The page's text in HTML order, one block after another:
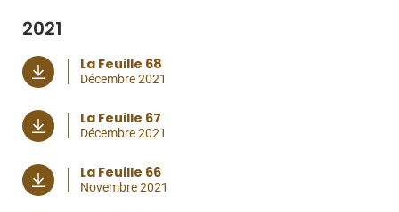
2021
La Feuille 68
Décembre 2021
La Feuille 67
Décembre 2021
La Feuille 66
Novembre 2021